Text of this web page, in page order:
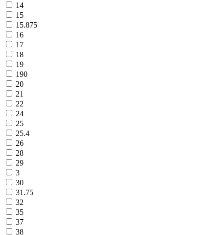
14
15
15.875
16
17
18
19
190
20
21
22
24
25
25.4
26
28
29
3
30
31.75
32
35
37
38